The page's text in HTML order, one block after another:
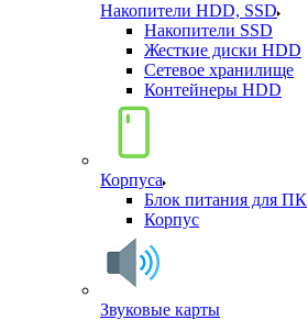
Накопители HDD, SSD
Накопители SSD
Жесткие диски HDD
Сетевое хранилище
Контейнеры HDD
Корпуса
Блок питания для ПК
Корпус
Звуковые карты